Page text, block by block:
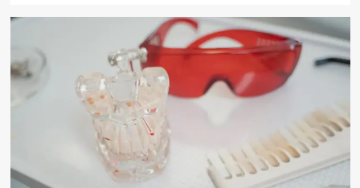
about
Iusein,
capul
unei
rețele
de
spălare
de